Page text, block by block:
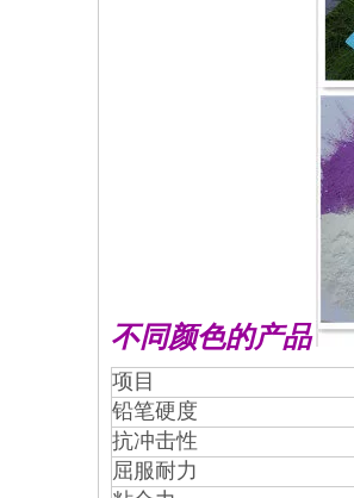
不同颜色的产品
项目
铅笔硬度
抗冲击性
屈服耐力